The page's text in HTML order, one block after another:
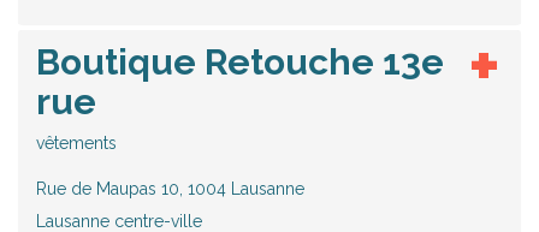
Boutique Retouche 13e
rue
vêtements
Rue de Maupas 10, 1004 Lausanne
Lausanne centre-ville